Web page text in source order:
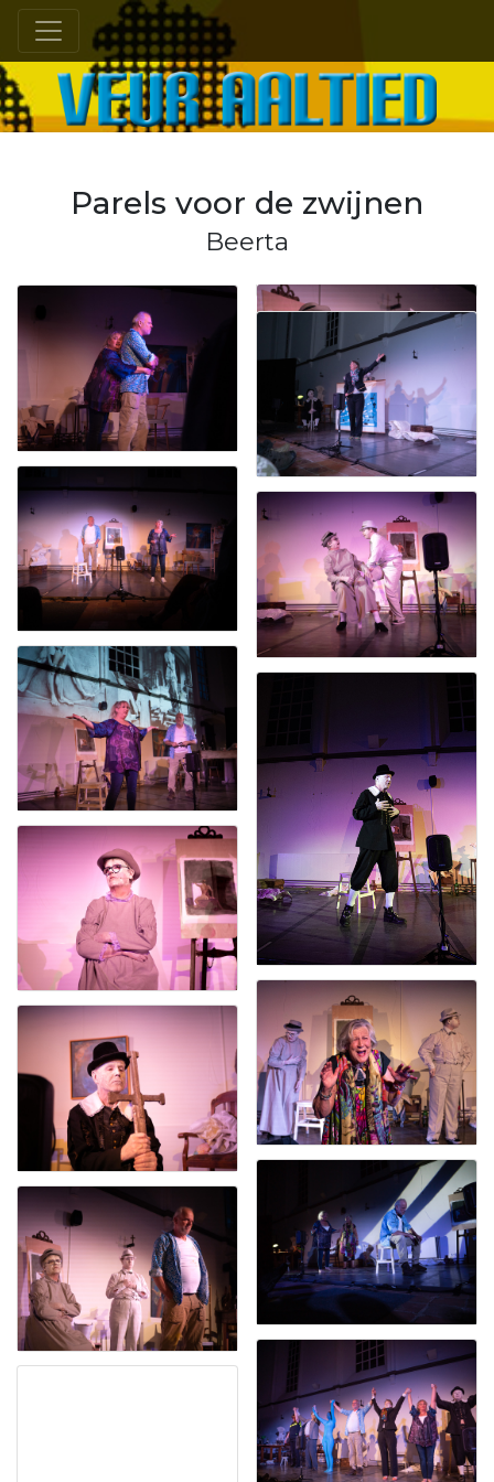
VEUR AALTIED
Parels voor de zwijnen
Beerta